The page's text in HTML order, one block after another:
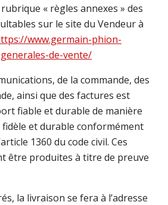
« règles annexes » des
sur le site du Vendeur à
www.germain-phion-
de-vente/
de la commande, des
ainsi que des factures est
fiable et durable de manière
et durable conformément
1360 du code civil. Ces
être produites à titre de preuve
la livraison se fera à l’adresse